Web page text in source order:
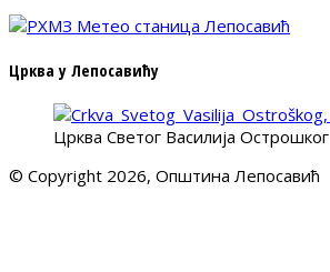
Црква у Лепосавићу
Црква Светог Василија Острошког
© Copyright 2026, Општина Лепосавић